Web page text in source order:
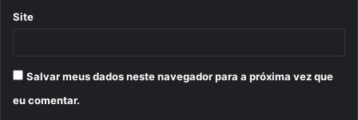
Site
Salvar meus dados neste navegador para a próxima vez que
eu comentar.